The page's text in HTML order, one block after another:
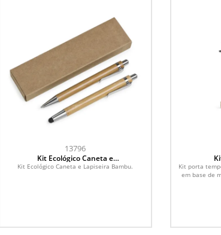
13796
Kit Ecológico Caneta e
Lapiseira Bambu
Kit Ecológico Caneta e Lapiseira Bambu.
Kit porta
em base de